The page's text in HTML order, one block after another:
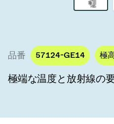
真空バルブ技術
品番 57124-GE14 極
極端な温度と放射線の